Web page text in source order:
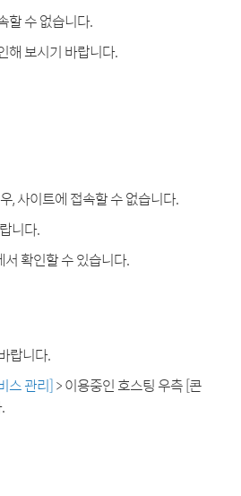
할 수 없습니다.
해 보시기 바랍니다.
, 사이트에 접속할 수 없습니다.
니다.
서 확인할 수 있습니다.
랍니다.
스 관리]> 이용중인 호스팅 우측 [콘